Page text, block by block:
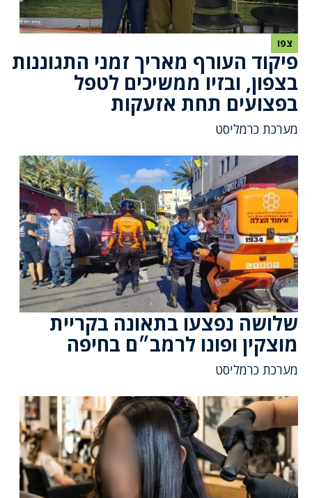
צפו
פיקוד העורף מאריך זמני התגוננות
בצפון, ובזיו ממשיכים לטפל
בפצועים תחת אזעקות
מערכת כרמליסט
שלושה נפצעו בתאונה בקריית
מוצקין ופונו לרמב״ם בחיפה
מערכת כרמליסט